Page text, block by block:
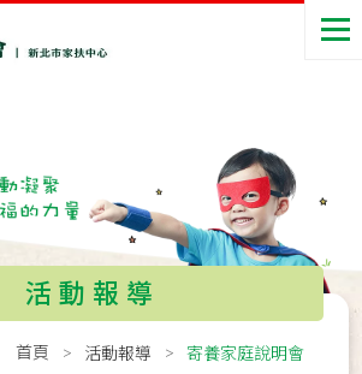
活動報導
首頁 活動報導 寄養家庭說明會